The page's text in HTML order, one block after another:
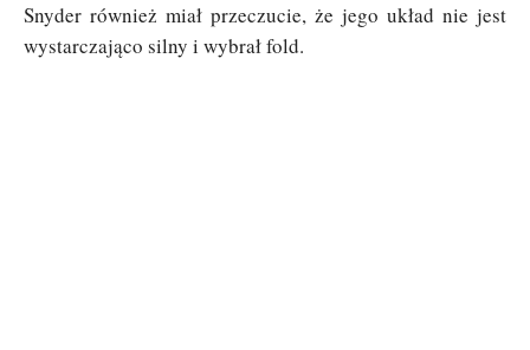
Snyder również miał przeczucie, że jego układ nie jest
wystarczająco silny i wybrał fold.